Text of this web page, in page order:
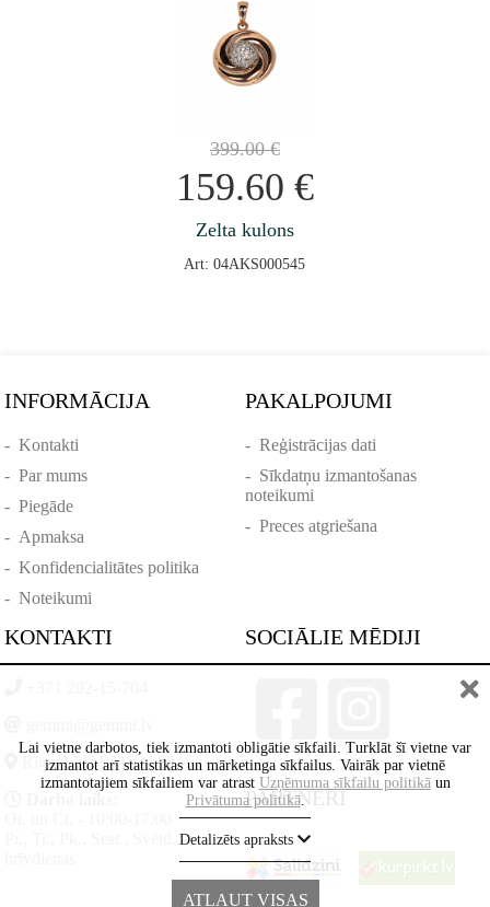
399.00€
159.60 €
Zelta kulons
Art: 04AKS000545
INFORMĀCIJA
-Kontakti
-Par mums
-Piegāde
- Apmaksa
-Konfidencialitātes politika
-Noteikumi
PAKALPOJUMI
- Reģistrācijas dati
- Sīkdatņu izmantošanas
noteikumi
- Preces atgriešana
KONTAKTI
Rīga, Lāčplēšā iela 88
Pr., Tr., Pk., Sest., Svētd. -
SOCIĀLIE MĒDIJI
PARTNERI
Lai vietne darbotos, tiek izmantoti obligātie sīkfaili. Turklāt šī vietne var
izmantot arī statistikas un mārketinga sīkfailus. Vairāk par vietnē
izmantotajiem sīkfailiem var atrast Uzņēmuma sīkfailu politikāun
Privātuma politikā.
Detalizēts apraksts
ATĻAUT VISAS